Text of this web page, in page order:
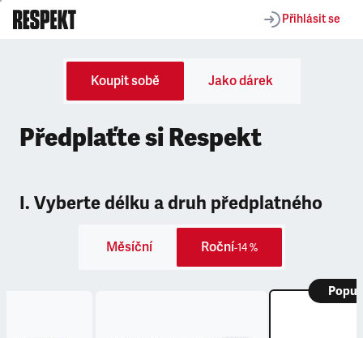
Přihlásit se
Koupit sobě Jako dárek
Předplaťte si Respekt
I. Vyberte délku a druh předplatného
Měsíční Roční-14 %